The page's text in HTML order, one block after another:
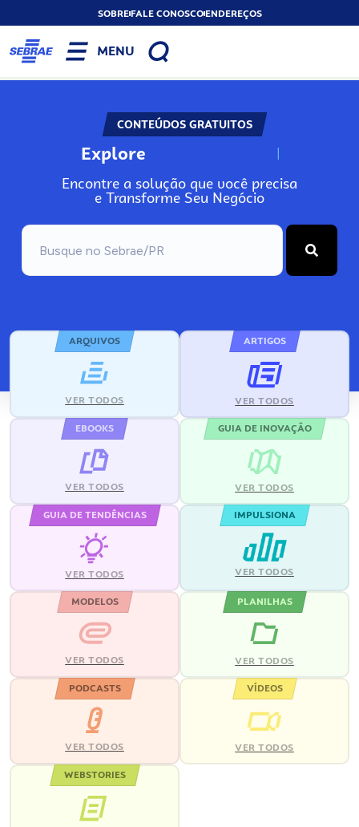
SOBREFALE CONOSCOENDEREÇOS
MENU
CONTEÚDOS GRATUITOS
Explore N
Encontre a solução que você precisa
e Transforme Seu Negócio
ARQUIVOS
VER TODOS
ARTIGOS
VER TODOS
EBOOKS
VER TODOS
GUIA DE INOVAÇÃO
VER TODOS
GUIA DE TENDÊNCIAS
VER TODOS
IMPULSIONA
VER TODOS
MODELOS
VER TODOS
PLANILHAS
VER TODOS
PODCASTS
VER TODOS
VÍDEOS
VER TODOS
WEBSTORIES